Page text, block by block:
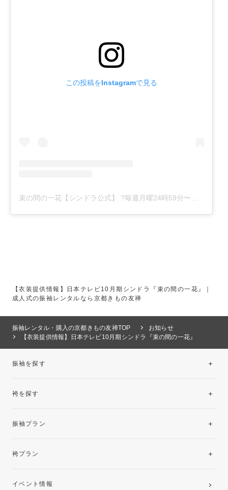
この投稿をInstagramで見る
【衣装提供情報】日本テレビ10月期シンドラ『束の間の一花』｜
成人式の振袖レンタルなら京都きもの友禅
振袖レンタル・購入の京都きもの友禅TOP
お知らせ
【衣装提供情報】日本テレビ10月期シンドラ『束の間の一花』
振袖を探す
袴を探す
振袖プラン
レンタルプラン
袴プラン
卒業袴レンタルプラン
イベント情報